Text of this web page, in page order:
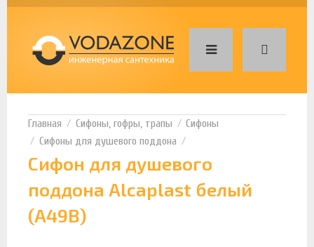
Сифоны, гофры, трапы
Сифоны
Сифоны для душевого поддона
Сифон для душевого
поддона Alcaplast белый
(A49B)